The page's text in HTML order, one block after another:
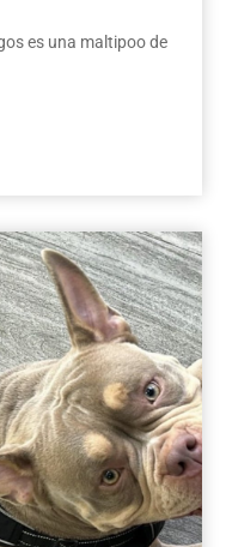
es una maltipoo de